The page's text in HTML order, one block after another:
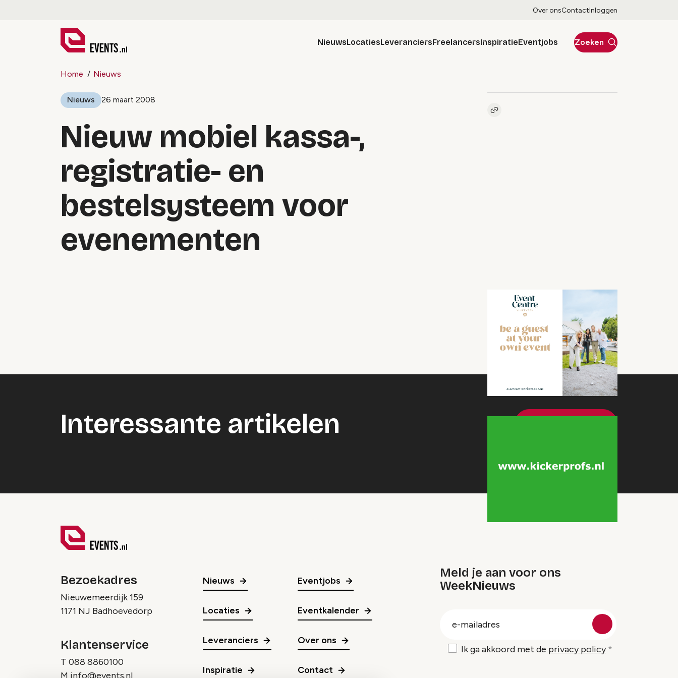
Over onsContactInloggen
NieuwsLocatiesLeveranciersFreelancersInspiratieEventjobs Zoeken
Home Nieuws
Nieuws 26 maart 2008
Nieuw mobiel kassa-,
registratie- en
bestelsysteem voor
evenementen
Kopieer link naar artikel
Interessante artikelen
Bezoekadres
Nieuwemeerdijk 159
1171 NJ Badhoevedorp
Klantenservice
T 088 8860100
M info@events.nl
Nieuws
Locaties
Leveranciers
Inspiratie
Eventjobs
Eventkalender
Over ons
Contact
Meld je aan voor ons
WeekNieuws
Ik ga akkoord met de privacy policy